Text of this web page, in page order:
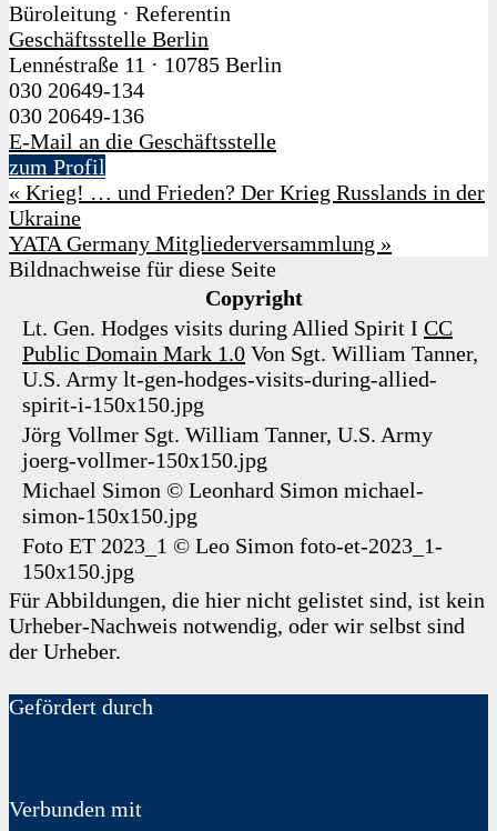
Büroleitung · Referentin
Geschäftsstelle Berlin
Lennéstraße 11 · 10785 Berlin
030 20649-134
030 20649-136
E-Mail an die Geschäftsstelle
zum Profil
« Krieg! … und Frieden? Der Krieg Russlands in der
Ukraine
YATA Germany Mitgliederversammlung »
Bildnachweise für diese Seite
Copyright
Lt. Gen. Hodges visits during Allied Spirit I CC
Public Domain Mark 1.0 Von Sgt. William Tanner,
U.S. Army lt-gen-hodges-visits-during-allied-
spirit-i-150x150.jpg
Jörg Vollmer Sgt. William Tanner, U.S. Army
joerg-vollmer-150x150.jpg
Michael Simon © Leonhard Simon michael-
simon-150x150.jpg
Foto ET 2023_1 © Leo Simon foto-et-2023_1-
150x150.jpg
Für Abbildungen, die hier nicht gelistet sind, ist kein
Urheber-Nachweis notwendig, oder wir selbst sind
der Urheber.
Gefördert durch
Verbunden mit